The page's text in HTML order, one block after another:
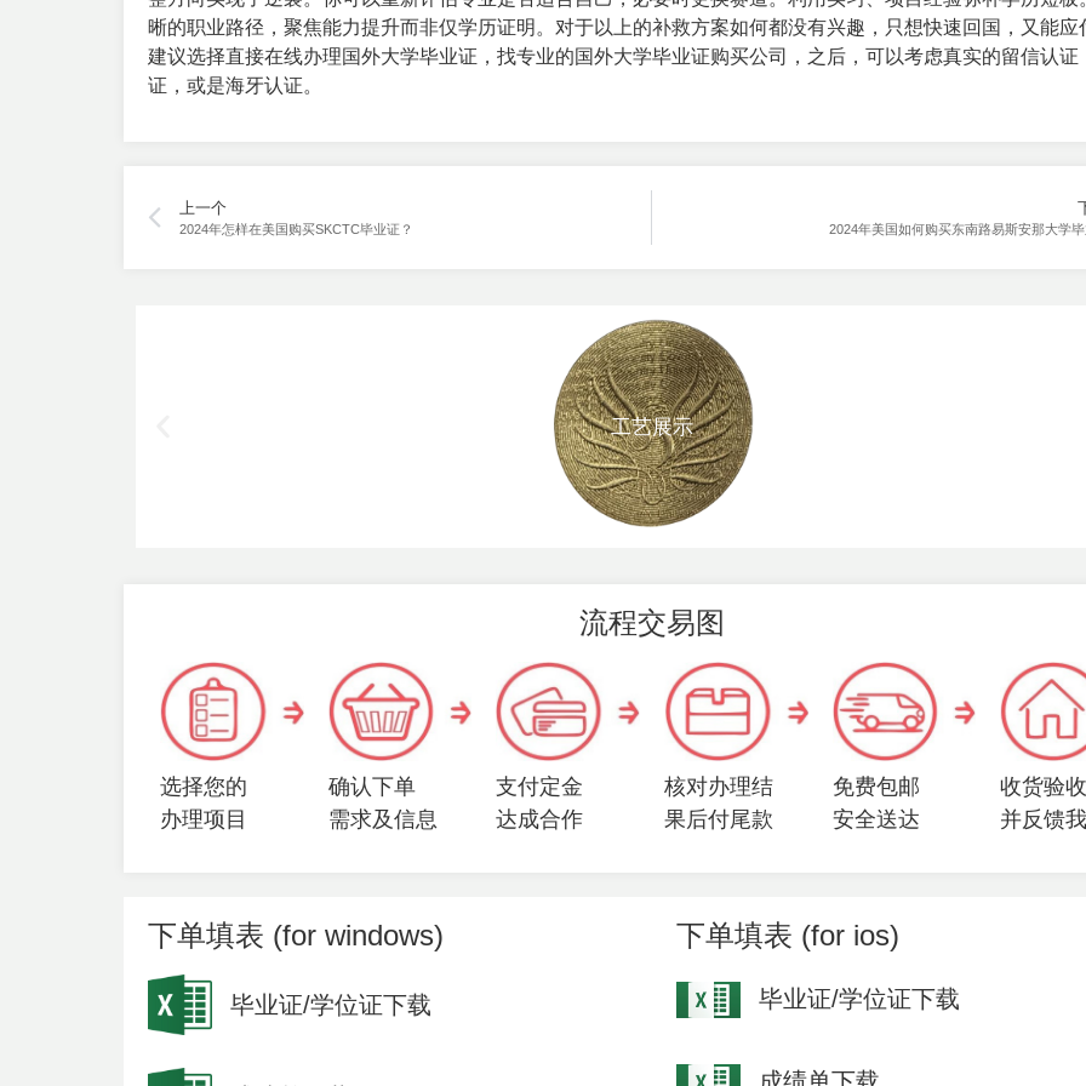
晰的职业路径，聚焦能力提升而非仅学历证明。对于以上的补救方案如何都没有兴趣，只想快速回国，又能应
建议选择直接在线办理国外大学毕业证，找专业的国外大学毕业证购买公司
，之后，可以考虑真实的留信认证
证，或是海牙认证。
上一个
2024年怎样在美国购买SKCTC毕业证？ 2024年美国如何购买东南路易斯安那大学
工艺展示
流程交易图
选择您的
办理项目
确认下单
需求及信息
支付定金
达成合作
核对办理结
果后付尾款
免费包邮
安全送达
收货验
并反馈
下单填表 (for windows)
毕业证/学位证下载
下单填表 (for ios)
毕业证/学位证下载